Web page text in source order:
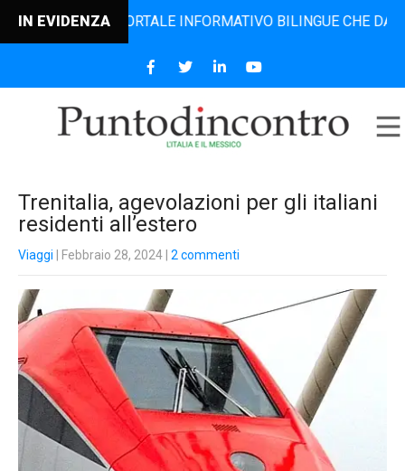
IN EVIDENZA
IL PORTALE INFORMATIVO BILINGUE CHE DAL
Trenitalia, agevolazioni per gli italiani
residenti all’estero
Viaggi | Febbraio 28, 2024 2 commenti